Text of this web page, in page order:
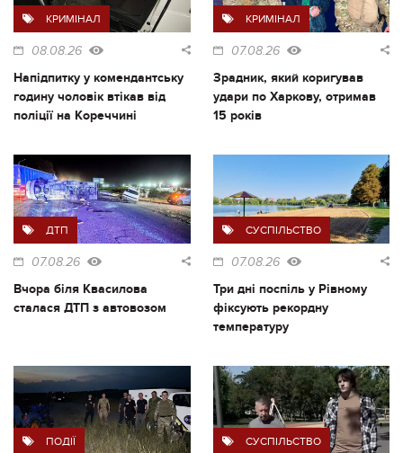
КРИМІНАЛ
08.08.26
Напідпитку у комендантську
годину чоловік втікав від
поліції на Кореччині
КРИМІНАЛ
07.08.26
Зрадник, який коригував
удари по Харкову, отримав
15 років
ДТП
07.08.26
Вчора біля Квасилова
сталася ДТП з автовозом
СУСПІЛЬСТВО
07.08.26
Три дні поспіль у Рівному
фіксують рекордну
температуру
ПОДІЇ СУСПІЛЬСТВО